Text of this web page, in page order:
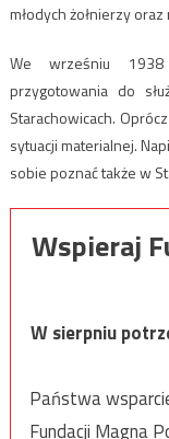
młodych żołnierzy
We wrześniu 1938
przygotowania do
Starachowicach.
sytuacji materialnej.
sobie poznać także w
Wspieraj
W sierpniu
Państwa
Fundacji Magna